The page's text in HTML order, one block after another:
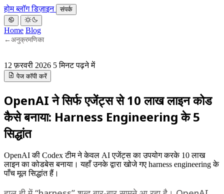
होमब्लॉगडिज़ाइन संपर्क
Home Blog
← अनुक्रमणिका
12 फ़रवरी 2026 5 मिनट पढ़ने में
पेज कॉपी करें
OpenAI ने सिर्फ एजेंट्स से 10 लाख लाइन कोड
कैसे बनाया: Harness Engineering के 5
सिद्धांत
OpenAI की Codex टीम ने केवल AI एजेंट्स का उपयोग करके 10 लाख
लाइन का कोडबेस बनाया। यहाँ उनके द्वारा खोजे गए harness engineering के
पाँच मूल सिद्धांत हैं।